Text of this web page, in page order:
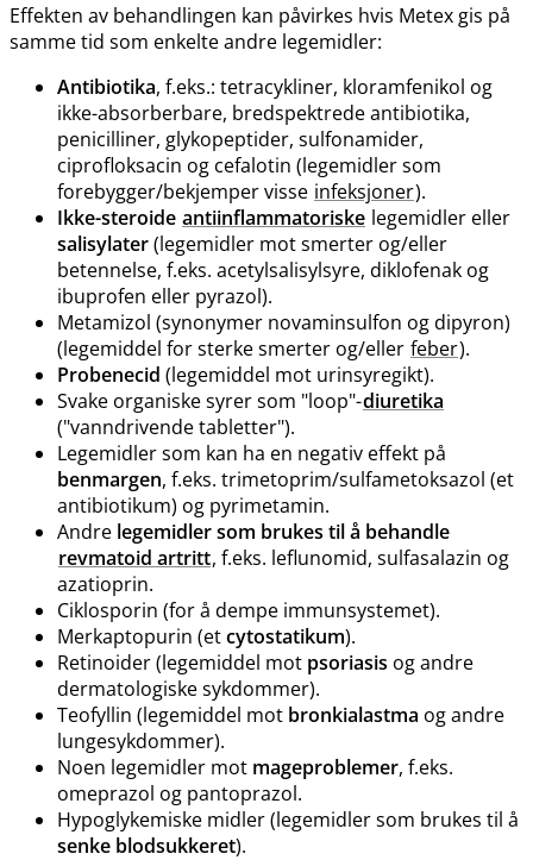
Effekten av behandlingen kan påvirkes hvis Metex gis på
samme tid som enkelte andre legemidler:
Antibiotika, f.eks.: tetracykliner, kloramfenikol og
ikke-absorberbare, bredspektrede antibiotika,
penicilliner, glykopeptider, sulfonamider,
ciprofloksacin og cefalotin (legemidler som
forebygger​/​bekjemper visse infeksjoner).
Ikke-steroide antiinflammatoriske legemidler eller
salisylater(legemidler mot smerter og​/​eller
betennelse, f.eks. acetylsalisylsyre, diklofenak og
ibuprofen eller pyrazol).
Metamizol (synonymer novaminsulfon og dipyron)
(legemiddel for sterke smerter og​/​eller feber).
Probenecid (legemiddel mot urinsyregikt).
Svake organiske syrer som "loop"-diuretika
("vanndrivende tabletter").
Legemidler som kan ha en negativ effekt på
benmargen, f.eks. trimetoprim​/​sulfametoksazol (et
antibiotikum) og pyrimetamin.
Andre legemidler som brukes til å behandle
revmatoid artritt, f.eks. leflunomid, sulfasalazin og
azatioprin.
Ciklosporin (for å dempe immunsystemet).
Merkaptopurin (etcytostatikum).
Retinoider (legemiddel mot psoriasis og andre
dermatologiske sykdommer).
Teofyllin (legemiddel mot bronkialastma og andre
lungesykdommer).
Noen legemidler mot mageproblemer, f.eks.
omeprazol og pantoprazol.
Hypoglykemiske midler (legemidler som brukes til å
senke blodsukkeret).